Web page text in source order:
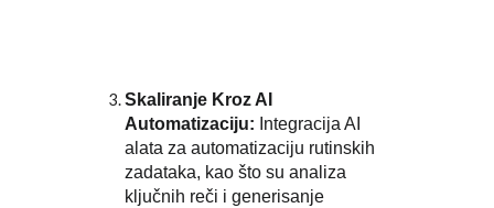
Skaliranje Kroz AI
Automatizaciju: Integracija AI
alata za automatizaciju rutinskih
zadataka, kao što su analiza
ključnih reči i generisanje